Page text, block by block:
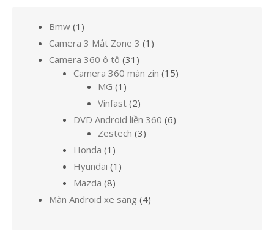
Bmw 1 1
sản
Camera 3 Mắt Zone 3 1 1
phẩm
Camera 360 ô tô 31 31
sản
Camera 360 màn zin 1515
MG 1 1
sản
phẩm
Vinfast 22
sản
phẩm
DVD Android liền 360 66
Zestech 33
Honda 1 1
sản
phẩm
Hyundai 1 1
Mazda 88
sản
phẩm
Màn Android xe sang 44